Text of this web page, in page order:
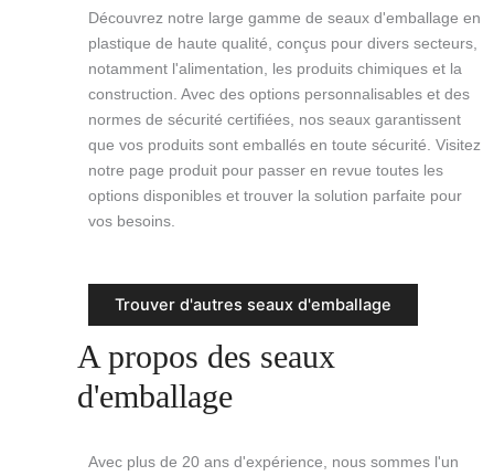
Découvrez notre large gamme de seaux d'emballage en
plastique de haute qualité, conçus pour divers secteurs,
notamment l'alimentation, les produits chimiques et la
construction. Avec des options personnalisables et des
normes de sécurité certifiées, nos seaux garantissent
que vos produits sont emballés en toute sécurité. Visitez
notre page produit pour passer en revue toutes les
options disponibles et trouver la solution parfaite pour
vos besoins.
Trouver d'autres seaux d'emballage
A propos des seaux
d'emballage
Avec plus de 20 ans d'expérience, nous sommes l'un